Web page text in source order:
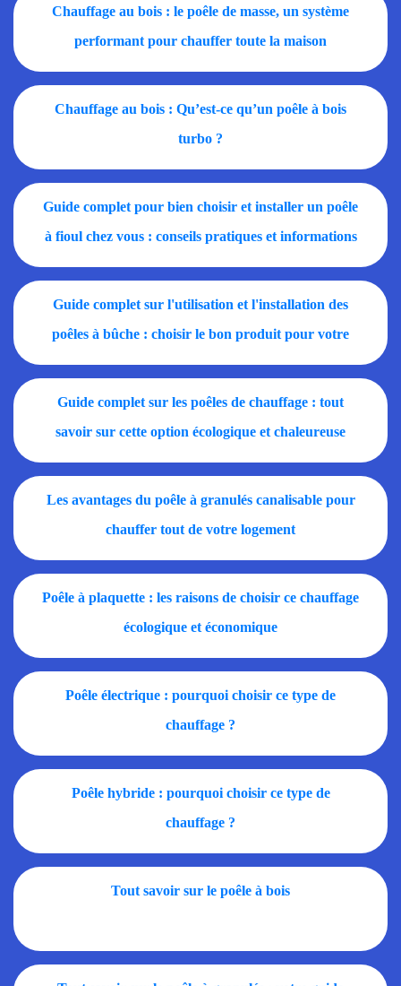
Chauffage au bois : le poêle de masse, un système
performant pour chauffer toute la maison
Chauffage au bois : Qu’est-ce qu’un poêle à bois
turbo ?
Guide complet pour bien choisir et installer un poêle
à fioul chez vous : conseils pratiques et informations
essentielles
Guide complet sur l'utilisation et l'installation des
poêles à bûche : choisir le bon produit pour votre
maison
Guide complet sur les poêles de chauffage : tout
savoir sur cette option écologique et chaleureuse
pour votre maison
Les avantages du poêle à granulés canalisable pour
chauffer tout de votre logement
Poêle à plaquette : les raisons de choisir ce chauffage
écologique et économique
Poêle électrique : pourquoi choisir ce type de
chauffage ?
Poêle hybride : pourquoi choisir ce type de
chauffage ?
Tout savoir sur le poêle à bois